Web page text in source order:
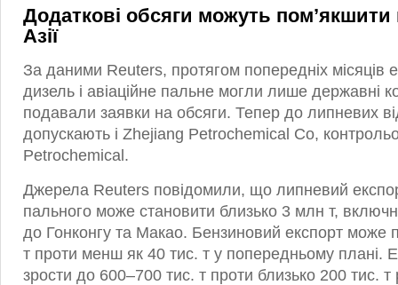
Додаткові обсяги можуть
Азії
За даними Reuters, протягом попередніх місяців
дизель і авіаційне пальне могли лише державні
подавали заявки на обсяги. Тепер до липневих
допускають і Zhejiang Petrochemical Co,
Petrochemical.
Джерела Reuters повідомили, що липневий
пального може становити близько 3 млн т,
до Гонконгу та Макао. Бензиновий експорт може
т проти менш як 40 тис. т у попередньому плані.
зрости до 600–700 тис. т проти близько 200 тис. т